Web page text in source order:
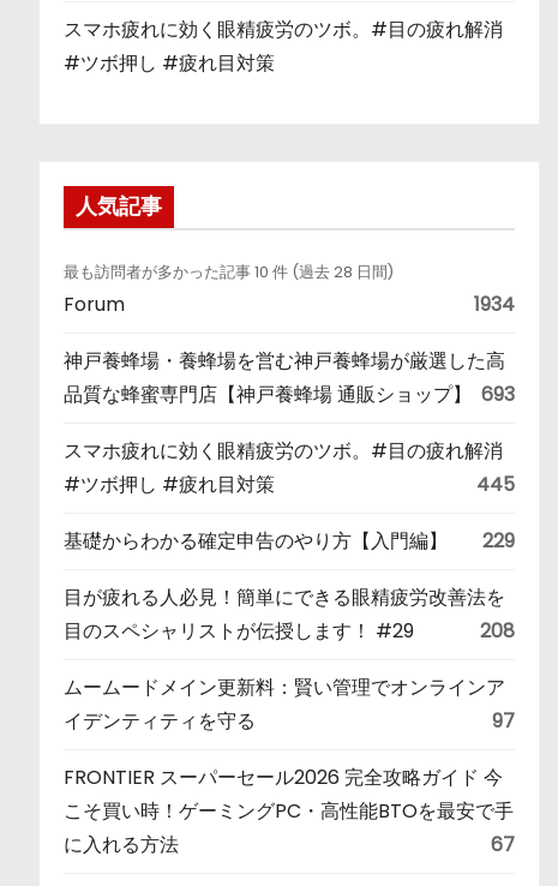
スマホ疲れに効く眼精疲労のツボ。#目の疲れ解消
#ツボ押し #疲れ目対策
人気記事
最も訪問者が多かった記事 10 件 (過去 28 日間)
Forum 1934
神戸養蜂場・養蜂場を営む神戸養蜂場が厳選した高
品質な蜂蜜専門店【神戸養蜂場 通販ショップ】
693
スマホ疲れに効く眼精疲労のツボ。#目の疲れ解消
#ツボ押し #疲れ目対策
445
基礎からわかる確定申告のやり方【入門編】 229
目が疲れる人必見！簡単にできる眼精疲労改善法を
目のスペシャリストが伝授します！ #29
208
ムームードメイン更新料：賢い管理でオンラインア
イデンティティを守る
97
FRONTIER スーパーセール2026 完全攻略ガイド 今
こそ買い時！ゲーミングPC・高性能BTOを最安で手
に入れる方法
67